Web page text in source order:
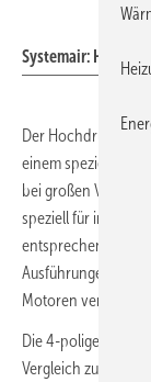
Systemair:
Der Hochdruck-
einem speziellen
bei großen
speziell für
entsprechendem
Ausführungen 630
Motoren verfügbar.
Die 4-polige
Vergleich zu